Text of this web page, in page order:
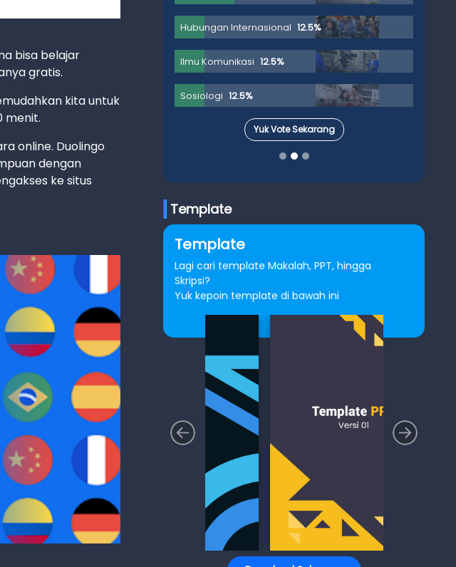
bisa belajar
gratis.
kita untuk
menit.
online. Duolingo
dengan
ke situs
Hubungan Internasional 12.5%
Ilmu Komunikasi 12.5%
Sosiologi 12.5%
Yuk Vote Sekarang
Template
Template
Lagi cari template Makalah, PPT, hingga
Skripsi?
Yuk kepoin template di bawah ini